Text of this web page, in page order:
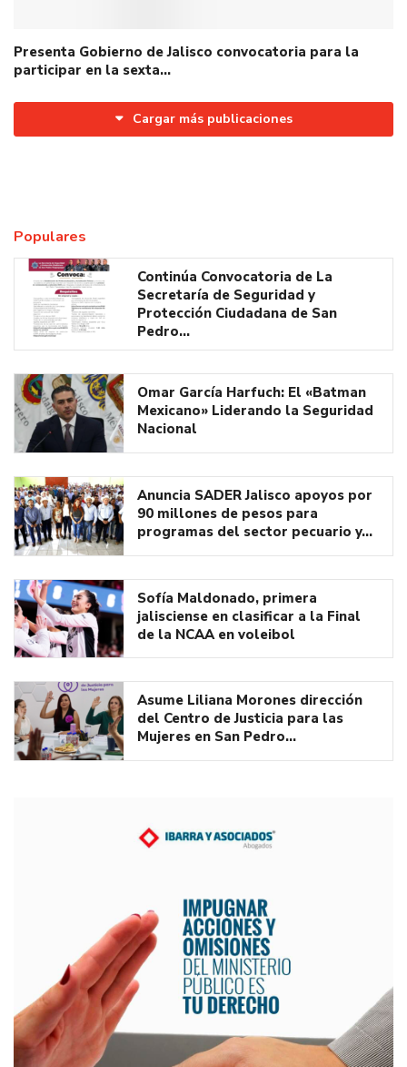
Presenta Gobierno de Jalisco convocatoria para la
participar en la sexta…
Cargar más publicaciones
Populares
Continúa Convocatoria de La
Secretaría de Seguridad y
Protección Ciudadana de San
Pedro…
Omar García Harfuch: El «Batman
Mexicano» Liderando la Seguridad
Nacional
Anuncia SADER Jalisco apoyos por
90 millones de pesos para
programas del sector pecuario y…
Sofía Maldonado, primera
jalisciense en clasificar a la Final
de la NCAA en voleibol
Asume Liliana Morones dirección
del Centro de Justicia para las
Mujeres en San Pedro…